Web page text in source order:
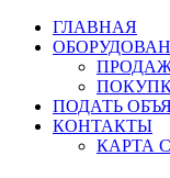
ГЛАВНАЯ
ПОДАТЬ
КОНТАКТЫ
КАРТА